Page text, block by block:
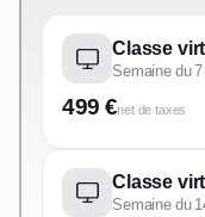
Classe
Semaine du
499 €net de taxes
Classe
Semaine du